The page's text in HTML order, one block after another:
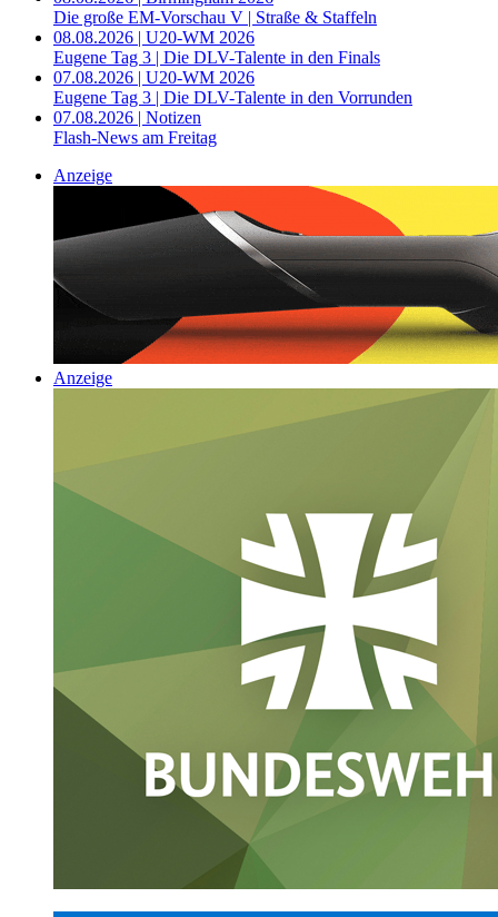
Die große EM-Vorschau V | Straße & Staffeln
08.08.2026 | U20-WM 2026
Eugene Tag 3 | Die DLV-Talente in den Finals
07.08.2026 | U20-WM 2026
Eugene Tag 3 | Die DLV-Talente in den Vorrunden
07.08.2026 | Notizen
Flash-News am Freitag
Anzeige
Anzeige